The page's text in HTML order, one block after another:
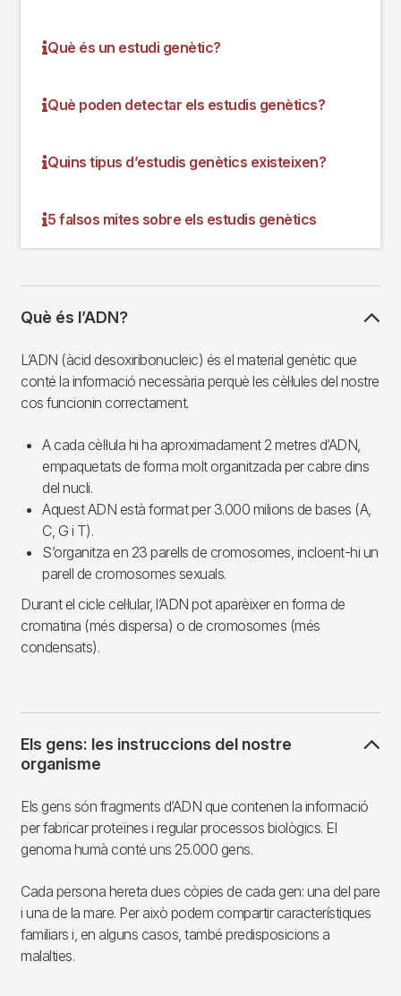
Què és un estudi genètic?
Què poden detectar els estudis genètics?
Quins tipus d’estudis genètics existeixen?
5 falsos mites sobre els estudis genètics
Què és l’ADN?
L’ADN (àcid desoxiribonucleic) és el material genètic que
conté la informació necessària perquè les cèl·lules del nostre
cos funcionin correctament.
A cada cèl·lula hi ha aproximadament 2 metres d’ADN,
empaquetats de forma molt organitzada per cabre dins
del nucli.
Aquest ADN està format per 3.000 milions de bases (A,
C, G i T).
S’organitza en 23 parells de cromosomes, incloent-hi un
parell de cromosomes sexuals.
Durant el cicle cel·lular, l’ADN pot aparèixer en forma de
cromatina (més dispersa) o de cromosomes (més
condensats).
Els gens: les instruccions del nostre
organisme
Els gens són fragments d’ADN que contenen la informació
per fabricar proteïnes i regular processos biològics. El
genoma humà conté uns 25.000 gens.
Cada persona hereta dues còpies de cada gen: una del pare
i una de la mare. Per això podem compartir característiques
familiars i, en alguns casos, també predisposicions a
malalties.